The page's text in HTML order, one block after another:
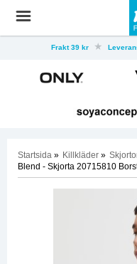
Frakt 39 kr
Startsida » Killkläder »
Blend - Skjorta 20715810